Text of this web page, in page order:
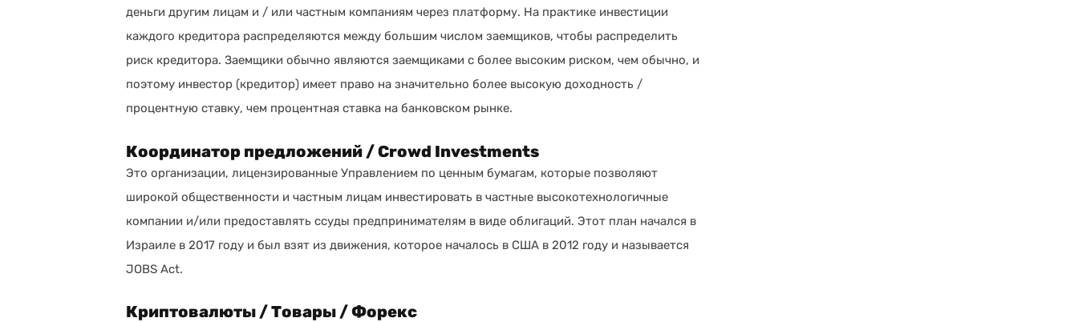
деньги другим лицам и / или частным компаниям через платформу. На практике инвестиции
каждого кредитора распределяются между большим числом заемщиков, чтобы распределить
риск кредитора. Заемщики обычно являются заемщиками с более высоким риском, чем обычно, и
поэтому инвестор (кредитор) имеет право на значительно более высокую доходность /
процентную ставку, чем процентная ставка на банковском рынке.
Координатор предложений / Crowd Investments
Это организации, лицензированные Управлением по ценным бумагам, которые позволяют
широкой общественности и частным лицам инвестировать в частные высокотехнологичные
компании и/или предоставлять ссуды предпринимателям в виде облигаций. Этот план начался в
Израиле в 2017 году и был взят из движения, которое началось в США в 2012 году и называется
JOBS Act.
Криптовалюты / Товары / Форекс